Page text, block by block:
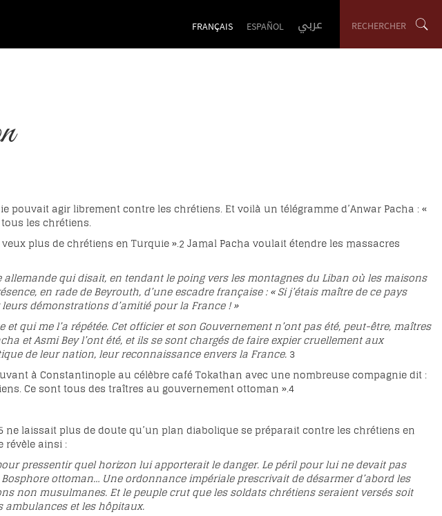
RECHERCHER
FRANÇAIS ESPAÑOL عربي
pouvait agir librement contre les chrétiens. Et voilà un télégramme d’Anwar Pacha : «
les chrétiens.
plus de chrétiens en Turquie ».2Jamal Pacha voulait étendre les massacres
qui disait, en tendant le poing vers les montagnes du Liban où les maisons
en rade de Beyrouth, d’une escadre française : « Si j’étais maître de ce pays
démonstrations d’amitié pour la France ! »
qui me l’a répétée. Cet officier et son Gouvernement n’ont pas été, peut-être, maîtres
et Asmi Bey l’ont été, et ils se sont chargés de faire expier cruellement aux
de leur nation, leur reconnaissance envers la France.3
à Constantinople au célèbre café Tokathan avec une nombreuse compagnie dit :
Ce sont tous des traîtres au gouvernement ottoman ».4
laissait plus de doute qu’un plan diabolique se préparait contre les chrétiens en
révèle ainsi :
pressentir quel horizon lui apporterait le danger. Le péril pour lui ne devait pas
ottoman… Une ordonnance impériale prescrivait de désarmer d’abord les
non musulmanes. Et le peuple crut que les soldats chrétiens seraient versés soit
et les hôpitaux.